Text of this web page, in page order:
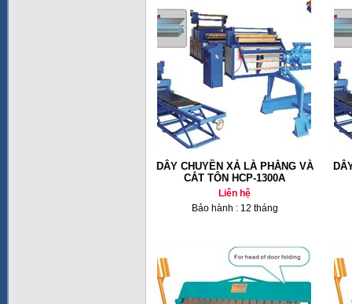
DÂY CHUYỀN XẢ LÀ PHẲNG VÀ
CẮT TÔN HCP-1300A
Liên hệ
Bảo hành : 12 tháng